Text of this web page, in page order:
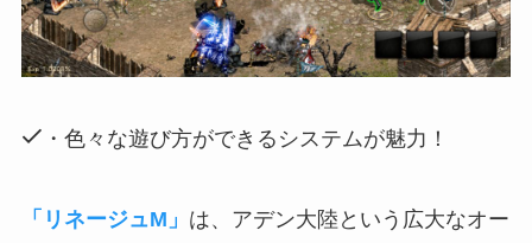
・色々な遊び方ができるシステムが魅力！
「リネージュM」 は、アデン大陸という広大なオー